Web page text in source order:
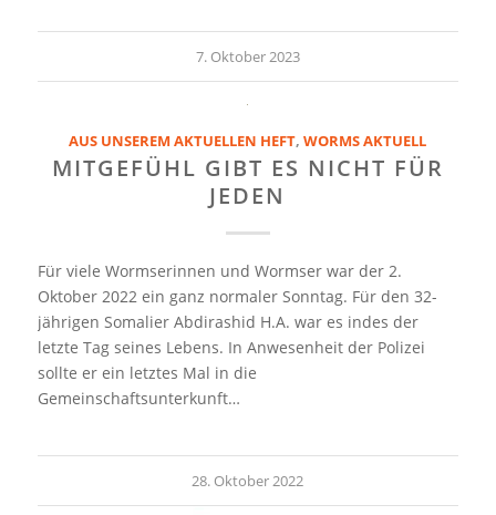
7. Oktober 2023
AUS UNSEREM AKTUELLEN HEFT,WORMS AKTUELL
MITGEFÜHL GIBT ES NICHT FÜR
JEDEN
Für viele Wormserinnen und Wormser war der 2.
Oktober 2022 ein ganz normaler Sonntag. Für den 32-
jährigen Somalier Abdirashid H.A. war es indes der
letzte Tag seines Lebens. In Anwesenheit der Polizei
sollte er ein letztes Mal in die
Gemeinschaftsunterkunft…
28. Oktober 2022